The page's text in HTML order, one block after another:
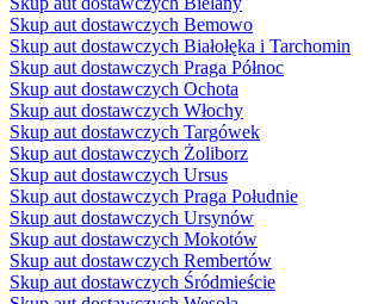
Skup aut dostawczych Bemowo
Skup aut dostawczych Białołęka i Tarchomin
Skup aut dostawczych Praga Północ
Skup aut dostawczych Ochota
Skup aut dostawczych Włochy
Skup aut dostawczych Targówek
Skup aut dostawczych Żoliborz
Skup aut dostawczych Ursus
Skup aut dostawczych Praga Południe
Skup aut dostawczych Ursynów
Skup aut dostawczych Mokotów
Skup aut dostawczych Rembertów
Skup aut dostawczych Śródmieście